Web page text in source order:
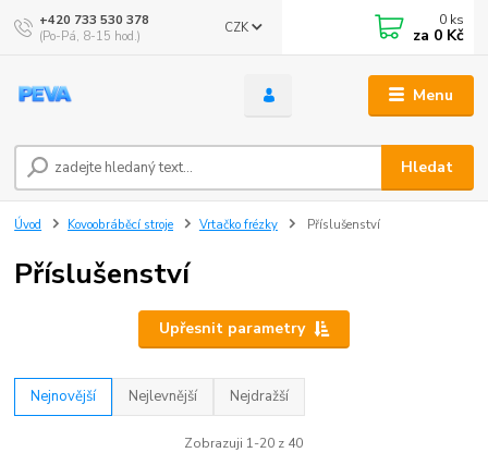
Menu
CZK
Hledat
+420 733 530 378
(Po-Pá, 8-15 hod.)
0 ks
za 0 Kč
Úvod Kovoobráběcí stroje Vrtačko frézky Příslušenství
Příslušenství
Upřesnit parametry
Nejnovější Nejlevnější Nejdražší
Zobrazuji 1-20 z 40